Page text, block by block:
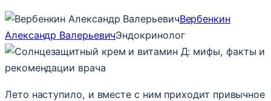
Вербенкин
Александр ВалерьевичЭндокринолог
Лето наступило, и вместе с ним приходит привычное